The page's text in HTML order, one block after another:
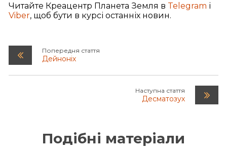
Читайте Креацентр Планета Земля в Telegram і
Viber, щоб бути в курсі останніх новин.
Попередня стаття
Дейноніх
Наступна стаття
Десматозух
Подібні матеріали